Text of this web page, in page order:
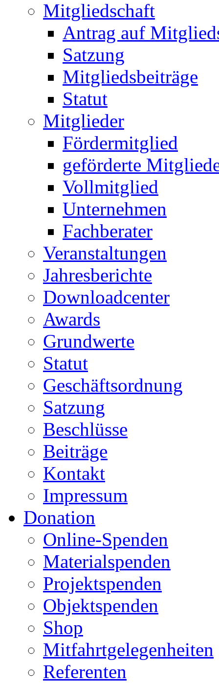
Mitgliedschaft
Antrag auf
Satzung
Mitgliedsbeiträge
Statut
Mitglieder
Fördermitglied
geförderte
Vollmitglied
Unternehmen
Fachberater
Veranstaltungen
Jahresberichte
Downloadcenter
Awards
Grundwerte
Statut
Geschäftsordnung
Satzung
Beschlüsse
Beiträge
Kontakt
Impressum
Donation
Online-Spenden
Materialspenden
Projektspenden
Objektspenden
Shop
Mitfahrtgelegenheiten
Referenten